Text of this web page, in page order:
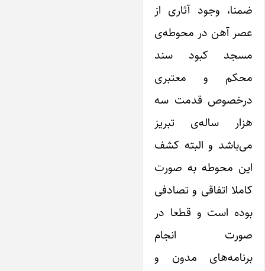
ضمنا، وجود آثاری از
عصر آهن در محوطه‌ی
مسجد کبود سند
محکم و معتبری
درخصوص قدمت سه
هزار ساله‌ی تبریز
می‌باشد و البته کشف
‌این محوطه به صورت
کاملا اتفاقی و تصادفی
بوده است و قطعا در
صورت انجام
برنامه‌های مدون و